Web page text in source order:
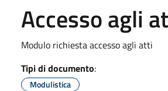
Accesso agli
Modulo richiesta accesso agli atti
Tipi di documento:
Modulistica